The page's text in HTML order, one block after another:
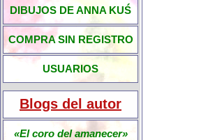
DIBUJOS DE ANNA KUŚ
COMPRA SIN REGISTRO
USUARIOS
Blogs del autor
«El coro del amanecer»